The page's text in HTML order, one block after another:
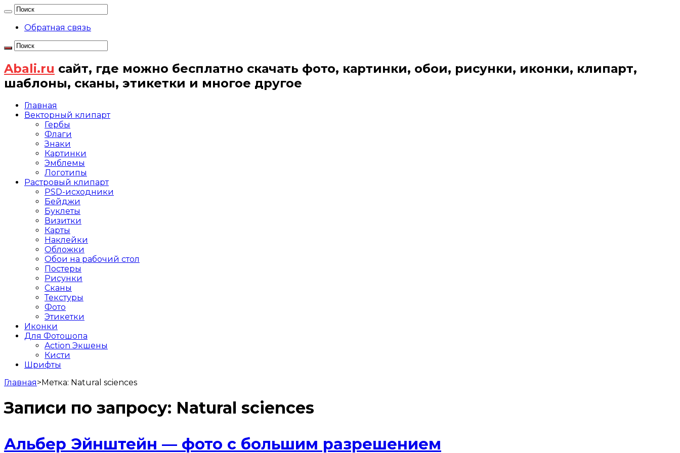
Обратная связь
Abali.ru сайт, где можно бесплатно скачать фото, картинки, обои, рисунки, иконки, клипарт,
шаблоны, сканы, этикетки и многое другое
Главная
Векторный клипарт
Гербы
Флаги
Знаки
Картинки
Эмблемы
Логотипы
Растровый клипарт
PSD-исходники
Бейджи
Буклеты
Визитки
Карты
Наклейки
Обложки
Обои на рабочий стол
Постеры
Рисунки
Сканы
Текстуры
Фото
Этикетки
Иконки
Для Фотошопа
Action Экшены
Кисти
Шрифты
Главная>Метка: Natural sciences
Записи по запросу: Natural sciences
Альбер Эйнштейн — фото с большим разрешением